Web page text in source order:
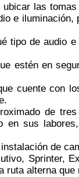
las
e
tipo de audio
estén en
cuente con
de
sus
de
Sprinter,
alterna